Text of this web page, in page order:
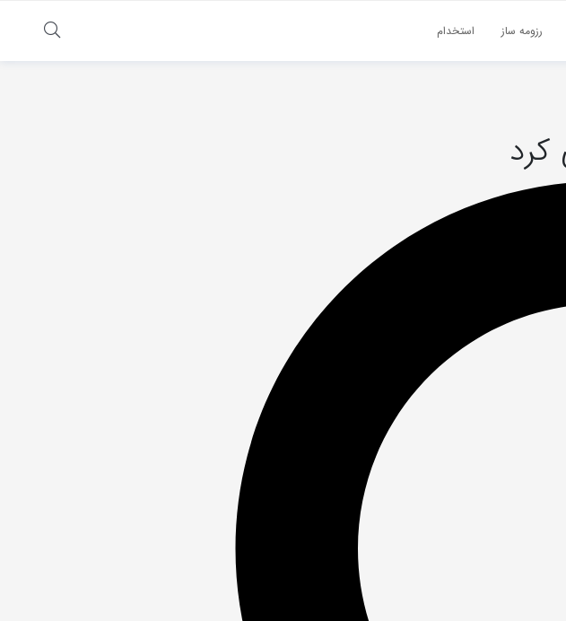
رزومه ساز استخدام
کرد